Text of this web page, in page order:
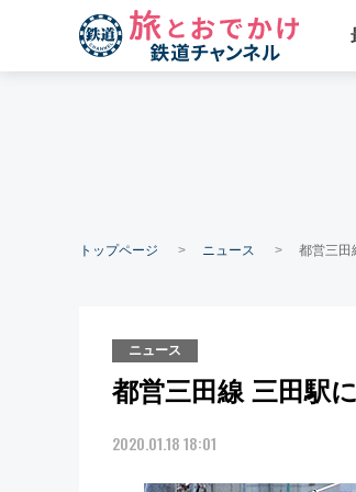
トップページ ニュース 都営三田
ニュース
都営三田線 三田駅
2020.01.18 18:01